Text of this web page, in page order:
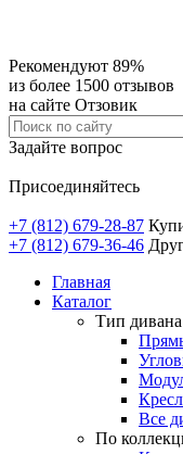
Рекомендуют 89%
из более 1500 отзывов
на сайте Отзовик
Задайте вопрос
Присоединяйтесь
+7 (812) 679-28-87
+7 (812) 679-36-46
Главная
Каталог
Тип дивана
Все
По